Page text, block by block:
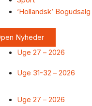
‘Hollandsk’ Bogudsalg
Nyheder
Uge 27 – 2026
Uge 31-32 – 2026
Uge 27 – 2026